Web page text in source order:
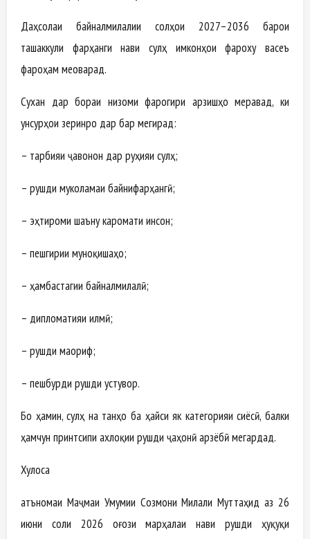
Даҳсолаи байналмилалии солҳои 2027–2036 барои
ташаккули фарҳанги нави сулҳ имконҳои фароху васеъ
фароҳам меоварад.
Сухан дар бораи низоми фарогири арзишҳо меравад, ки
унсурҳои зеринро дар бар мегирад:
– тарбияи ҷавонон дар руҳияи сулҳ;
– рушди муколамаи байнифарҳангӣ;
– эҳтироми шаъну каромати инсон;
– пешгирии муноқишаҳо;
– ҳамбастагии байналмилалӣ;
– дипломатияи илмӣ;
– рушди маориф;
– пешбурди рушди устувор.
Бо ҳамин, сулҳ на танҳо ба ҳайси як категорияи сиёсӣ, балки
ҳамчун принтсипи ахлоқии рушди ҷаҳонӣ арзёбӣ мегардад.
Хулоса
Қатъномаи Маҷмаи Умумии Созмони Милали Муттаҳид аз 26
июни соли 2026 оғози марҳалаи нави рушди ҳуқуқи